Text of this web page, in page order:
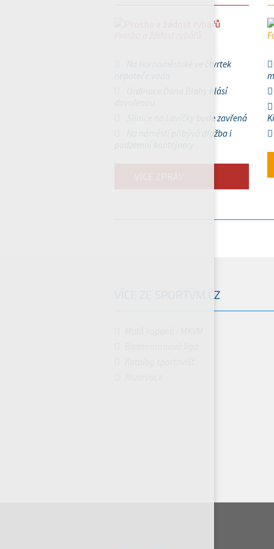
Na Hornoměstské ve čtvrtek
Ordinace Dana Blahy hlásí
Silnice na Lavičky bude zavřená
Na náměstí přibývá dlažba i
VÍCE ZE SPORTVM.CZ